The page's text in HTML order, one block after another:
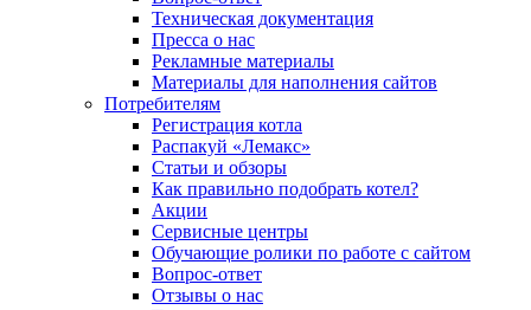
Техническая документация
Пресса о нас
Рекламные материалы
Материалы для наполнения сайтов
Потребителям
Регистрация котла
Распакуй «Лемакс»
Статьи и обзоры
Как правильно подобрать котел?
Акции
Сервисные центры
Обучающие ролики по работе с сайтом
Вопрос-ответ
Отзывы о нас